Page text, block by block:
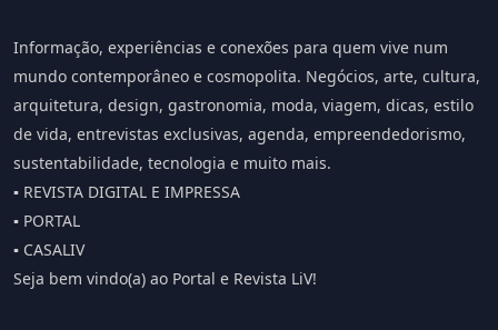
Informação, experiências e conexões para quem vive num
mundo contemporâneo e cosmopolita. Negócios, arte, cultura,
arquitetura, design, gastronomia, moda, viagem, dicas, estilo
de vida, entrevistas exclusivas, agenda, empreendedorismo,
sustentabilidade, tecnologia e muito mais.
▪️ REVISTA DIGITAL E IMPRESSA
▪️ PORTAL
▪️ CASALIV
Seja bem vindo(a) ao Portal e Revista LiV!